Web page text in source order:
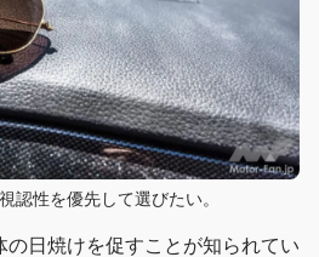
認性を優先して選びたい。
の日焼けを促すことが知られてい